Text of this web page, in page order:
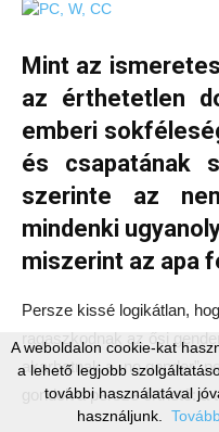
Mint az
az érthetetlen
emberi
és csapatának
szerinte az
mindenki
miszerint az apa
Persze kissé logikátlan,
ragaszkodnak az ősi
akarhatnak a „no gender”
gondolva persze érthető:
A weboldalon cookie-kat
a lehető legjobb
további használatával
használjunk.